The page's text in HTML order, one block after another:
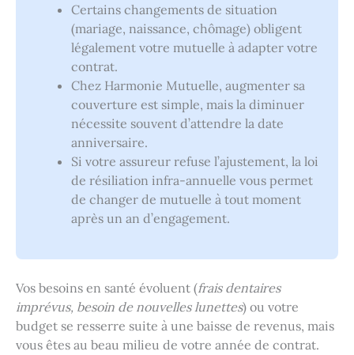
Certains changements de situation
(mariage, naissance, chômage) obligent
légalement votre mutuelle à adapter votre
contrat.
Chez Harmonie Mutuelle, augmenter sa
couverture est simple, mais la diminuer
nécessite souvent d’attendre la date
anniversaire.
Si votre assureur refuse l’ajustement, la loi
de résiliation infra-annuelle vous permet
de changer de mutuelle à tout moment
après un an d’engagement.
Vos besoins en santé évoluent (frais dentaires
imprévus, besoin de nouvelles lunettes) ou votre
budget se resserre suite à une baisse de revenus, mais
vous êtes au beau milieu de votre année de contrat.